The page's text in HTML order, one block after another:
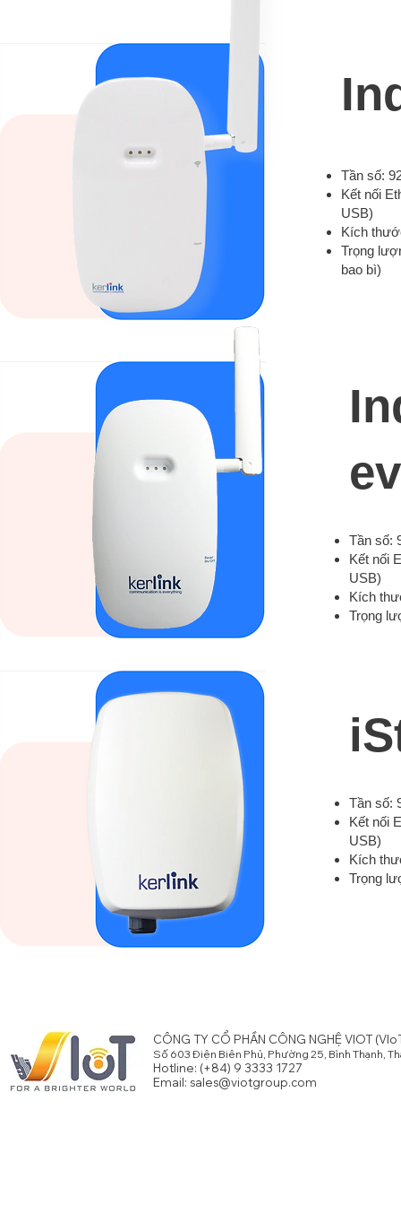
Tần số:
Kết nối
USB)
Kích
Trọng
bao bì)
Tần số:
Kết nối
USB)
Kích
Trọng
Tần số:
Kết nối
USB)
Kích
Trọng
CÔNG TY CỔ PHẦN CÔNG NGHỆ VIOT
Số 603 Điện Biên Phủ, Phường 25, Bình Thạnh,
Hotline: (+84) 9 3333 1727
Email: sales@viotgroup.com